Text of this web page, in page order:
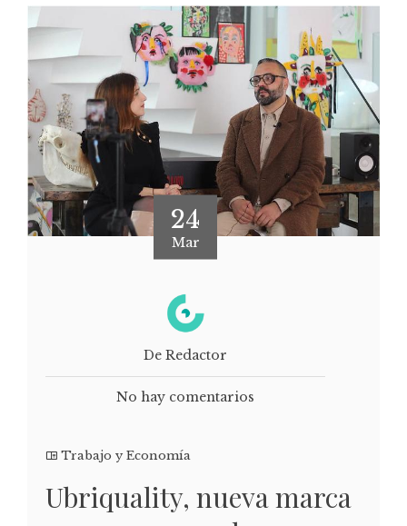
24
Mar
De Redactor
No hay comentarios
Trabajo y Economía
Ubriquality, nueva marca